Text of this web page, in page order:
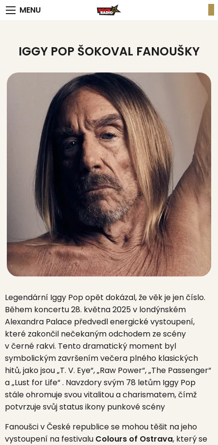
MENU
IGGY POP ŠOKOVAL FANOUŠKY
Legendární Iggy Pop opět dokázal, že věk je jen číslo.
Během koncertu 28. května 2025 v londýnském
Alexandra Palace předvedl energické vystoupení,
které zakončil nečekaným odchodem ze scény
v černé rakvi. Tento dramatický moment byl
symbolickým završením večera plného klasických
hitů, jako jsou „T. V. Eye“, „Raw Power“, „The Passenger“
a „Lust for Life“. Navzdory svým 78 letům Iggy Pop
stále ohromuje svou vitalitou a charismatem, čímž
potvrzuje svůj status ikony punkové scény
Fanoušci v České republice se mohou těšit na jeho
vystoupení na festivalu Colours of Ostrava, který se